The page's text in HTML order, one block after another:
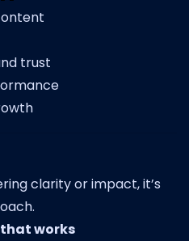
trust
clarity or impact, it’s
works